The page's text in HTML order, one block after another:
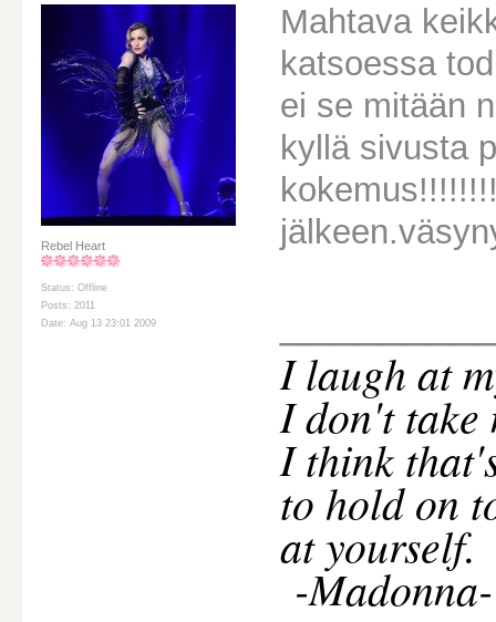
Rebel Heart
Status: Offline
Posts: 2011
Date: Aug 13 23:01 2009
Mahtava
katsoessa
ei se mitään
kyllä sivusta
Ilaugh at
I don't take
I think
to hold on
at yourself.
-Madonna-